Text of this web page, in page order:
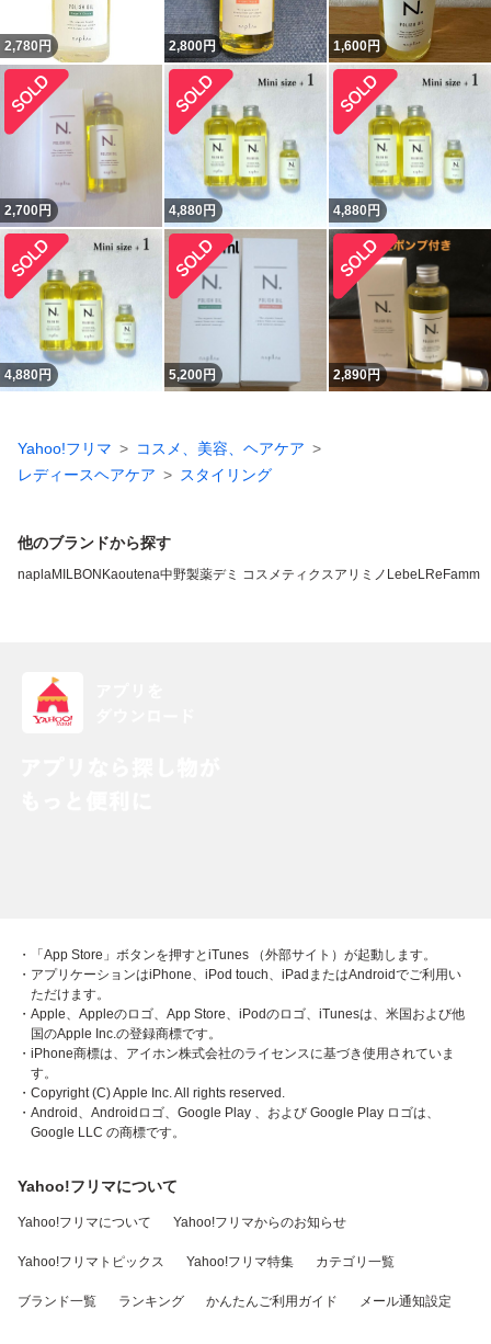
2,780 円 2,800円 1,600円
2,700円 4,880円 4,880円
4,880円 5,200円 2,890円
Yahoo!フリマ
コスメ、美容、ヘアケア
レディースヘアケア
スタイリング
他のブランドから探す
naplaMILBON Kaoutena中野製薬デミ コスメティクスアリミノ LebeLReFamm
・「App Store」ボタンを押すとiTunes （外部サイト）が起動します。
・アプリケーションはiPhone、iPod touch、iPadまたはAndroidでご利用い
ただけます。
・Apple、Appleのロゴ、App Store、iPodのロゴ、iTunesは、米国および他
国のApple Inc.の登録商標です。
・iPhone商標は、アイホン株式会社のライセンスに基づき使用されていま
す。
・Copyright (C) Apple Inc. All rights reserved.
・Android、Androidロゴ、Google Play 、および Google Play ロゴは、
Google LLC の商標です。
Yahoo!フリマについて
Yahoo!フリマについて Yahoo!フリマからのお知らせ
Yahoo!フリマトピックス Yahoo!フリマ特集 カテゴリ一覧
ブランド一覧 ランキング かんたんご利用ガイド メール通知設定